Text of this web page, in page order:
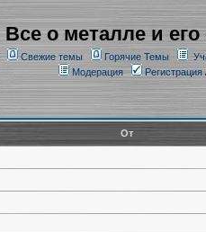
Все о металле и его
Свежие темы Горячие Темы
Модерация
Регистрация
От